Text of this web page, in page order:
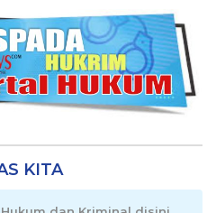
KITA